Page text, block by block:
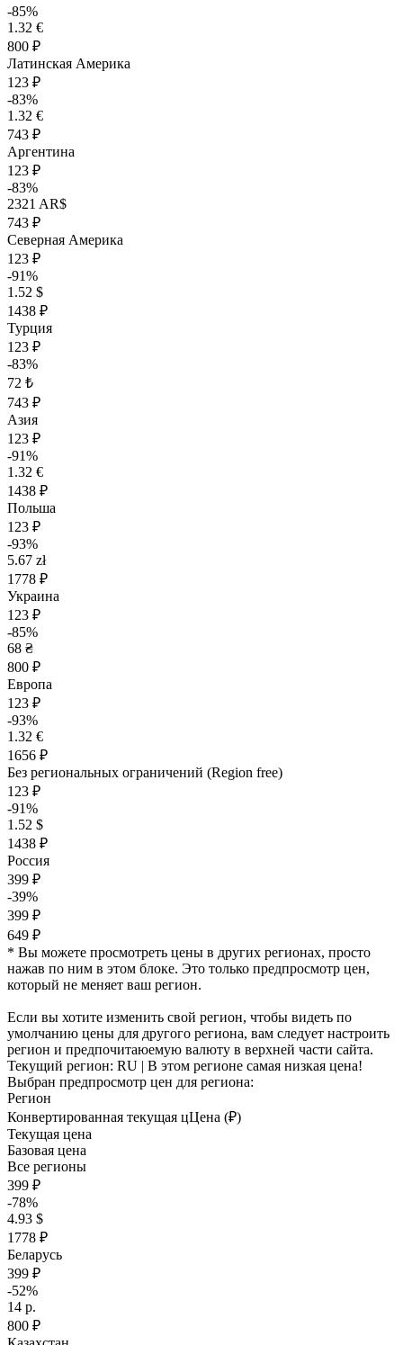
-85%
1.32 €
800 ₽
Латинская Америка
123 ₽
-83%
1.32 €
743 ₽
Аргентина
123 ₽
-83%
2321 AR$
743 ₽
Северная Америка
123 ₽
-91%
1.52 $
1438 ₽
Турция
123 ₽
-83%
72 ₺
743 ₽
Азия
123 ₽
-91%
1.32 €
1438 ₽
Польша
123 ₽
-93%
5.67 zł
1778 ₽
Украина
123 ₽
-85%
68 ₴
800 ₽
Европа
123 ₽
-93%
1.32 €
1656 ₽
Без региональных ограничений (Region free)
123 ₽
-91%
1.52 $
1438 ₽
Россия
399 ₽
-39%
399 ₽
649 ₽
* Вы можете просмотреть цены в других регионах, просто
нажав по ним в этом блоке. Это только предпросмотр цен,
который не меняет ваш регион.
Если вы хотите изменить свой регион, чтобы видеть по
умолчанию цены для другого региона, вам следует настроить
регион и предпочитаюемую валюту в верхней части сайта.
Текущий регион: RU | В этом регионе самая низкая цена!
Выбран предпросмотр цен для региона:
Регион
Конвертированная текущая цЦена (₽)
Текущая цена
Базовая цена
Все регионы
399 ₽
-78%
4.93 $
1778 ₽
Беларусь
399 ₽
-52%
14 р.
800 ₽